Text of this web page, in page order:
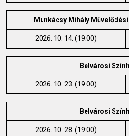
Munkácsy Mihály
2026. 10. 14. (19:00)
Belvárosi
2026. 10. 23. (19:00)
Belvárosi
2026. 10. 28. (19:00)